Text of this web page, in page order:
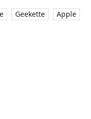
Geekette Apple